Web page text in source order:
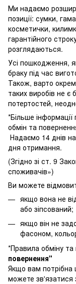
Ми надаємо
позиції: сумки,
косметички,
гарантійного
розглядаються.
Усі пошкодження,
браку під час
Також, варто
таких виробів не є
потертостей,
*Більше інформації
обмін та
Надаємо 14 днів
дня отримання.
(Згідно зі ст. 9
споживачів»)
Ви можете
якщо вона не
або зіпсований;
якщо він не
фасоном,
*Правила обміну та
повернення"
Якщо вам потрібна
можете зв'язатися